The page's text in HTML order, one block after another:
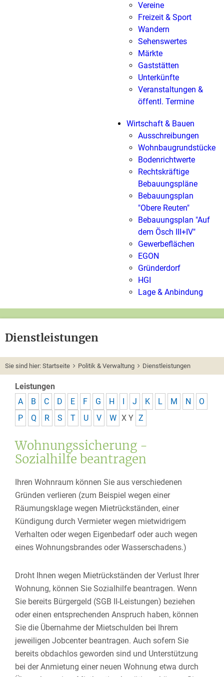
Vereine
Freizeit & Sport
Wandern
Sehenswertes
Märkte
Gaststätten
Unterkünfte
Veranstaltungen &
öffentl. Termine
Wirtschaft & Bauen
Ausschreibungen
Wohnbaugrundstücke
Bodenrichtwerte
Rechtskräftige
Bebauungspläne
Bebauungsplan
"Obere Reuten"
Bebauungsplan "Auf
dem Ösch III+IV"
Gewerbeflächen
EGON
Gründerdorf
HGI
Lage & Anbindung
Dienstleistungen
Sie sind hier: Startseite Politik & Verwaltung Dienstleistungen
Leistungen
A
B C D E F G H I J K L M N
O
P
Q R S T U V W X Y Z
Wohnungssicherung -
Sozialhilfe beantragen
Ihren Wohnraum können Sie aus verschiedenen
Gründen verlieren (zum Beispiel wegen einer
Räumungsklage wegen Mietrückständen, einer
Kündigung durch Vermieter wegen mietwidrigem
Verhalten oder wegen Eigenbedarf oder auch wegen
eines Wohnungsbrandes oder Wasserschadens.)
Droht Ihnen wegen Mietrückständen der Verlust Ihrer
Wohnung, können Sie Sozialhilfe beantragen. Wenn
Sie bereits Bürgergeld (SGB II-Leistungen) beziehen
oder einen entsprechenden Anspruch haben, können
Sie die Übernahme der Mietschulden bei Ihrem
jeweiligen Jobcenter beantragen. Auch sofern Sie
bereits obdachlos geworden sind und Unterstützung
bei der Anmietung einer neuen Wohnung etwa durch